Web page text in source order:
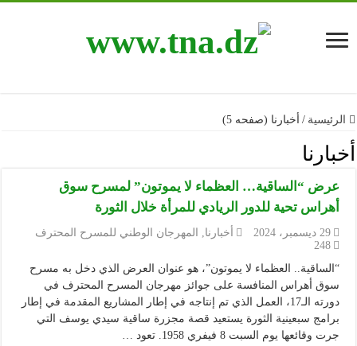
الرئيسية / أخبارنا (صفحه 5)
أخبارنا
عرض “الساقية… العظماء لا يموتون” لمسرح سوق
أهراس تحية للدور الريادي للمرأة خلال الثورة
29 ديسمبر، 2024 أخبارنا,
المهرجان الوطني للمسرح المحترف
248
“الساقية.. العظماء لا يموتون”، هو عنوان العرض الذي دخل به مسرح
سوق أهراس المنافسة على جوائز مهرجان المسرح المحترف في
دورته الـ17، العمل الذي تم إنتاجه في إطار المشاريع المقدمة في إطار
برامج سبعينية الثورة يستعيد قصة مجزرة ساقية سيدي يوسف التي
جرت وقائعها يوم السبت 8 فيفري 1958. تعود …